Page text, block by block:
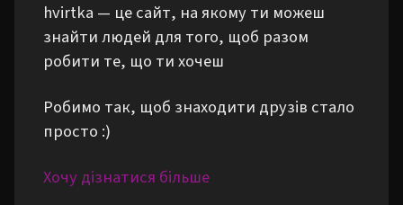
hvirtka — це сайт, на якому ти можеш
знайти людей для того, щоб разом
робити те, що ти хочеш
Робимо так, щоб знаходити друзів стало
просто :)
Хочу дізнатися більше